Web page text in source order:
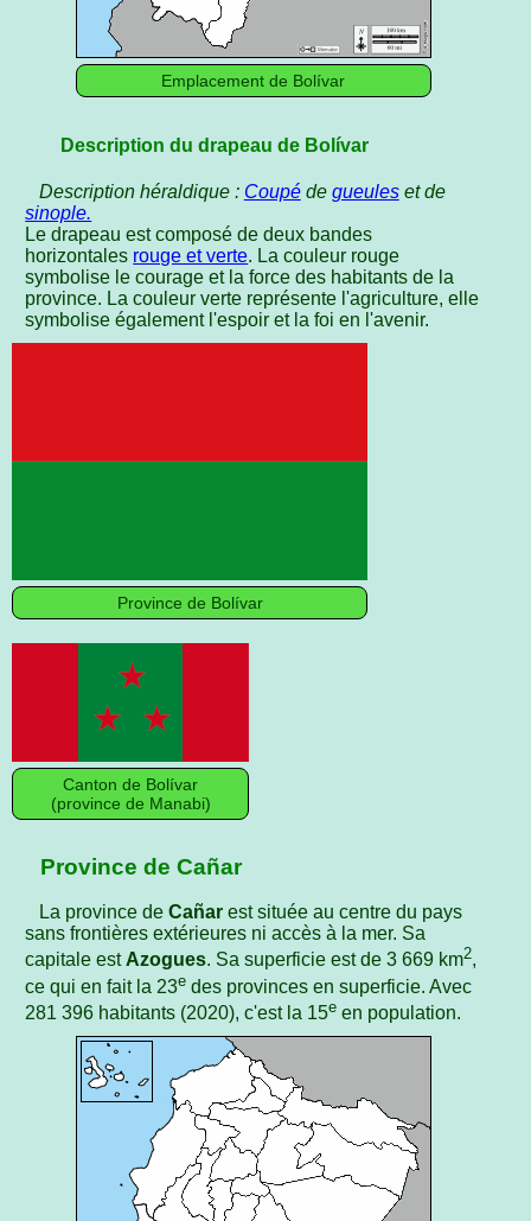
Emplacement de Bolívar
Description du drapeau de Bolívar
Description héraldique : Coupéde gueuleset de
sinople.
Le drapeau est composé de deux bandes
horizontales rouge et verte. La couleur rouge
symbolise le courage et la force des habitants de la
province. La couleur verte représente l'agriculture, elle
symbolise également l'espoir et la foi en l'avenir.
Province de Bolívar
Canton de Bolívar
(province de Manabi)
Province de Cañar
La province de Cañarest située au centre du pays
sans frontières extérieures ni accès à la mer. Sa
capitale estAzogues. Sa superficie est de 3 669 km2,
ce qui en fait la 23e des provinces en superficie. Avec
281 396 habitants (2020), c'est la 15e en population.